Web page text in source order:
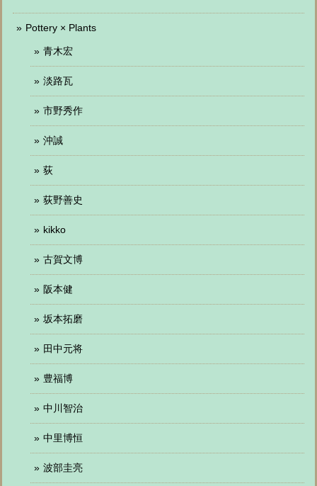
Pottery × Plants
青木宏
淡路瓦
市野秀作
沖誠
荻
荻野善史
kikko
古賀文博
阪本健
坂本拓磨
田中元将
豊福博
中川智治
中里博恒
波部圭亮